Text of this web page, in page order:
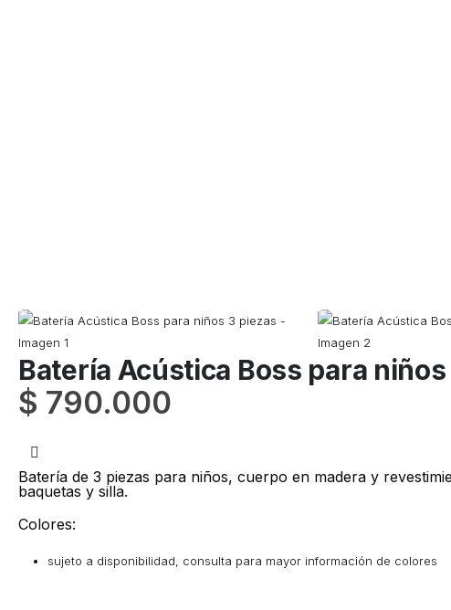
Batería Acústica Boss para
$ 790.000
Batería de 3 piezas para niños, cuerpo en madera y
baquetas y silla.
Colores:
sujeto a disponibilidad, consulta para mayor información de colores